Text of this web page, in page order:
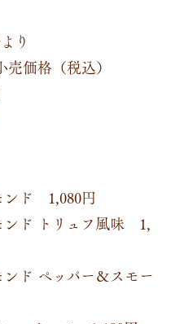
り
格（税込）
ンド 1,080円
ンド トリュフ風味 1,
ド ペッパー＆スモー